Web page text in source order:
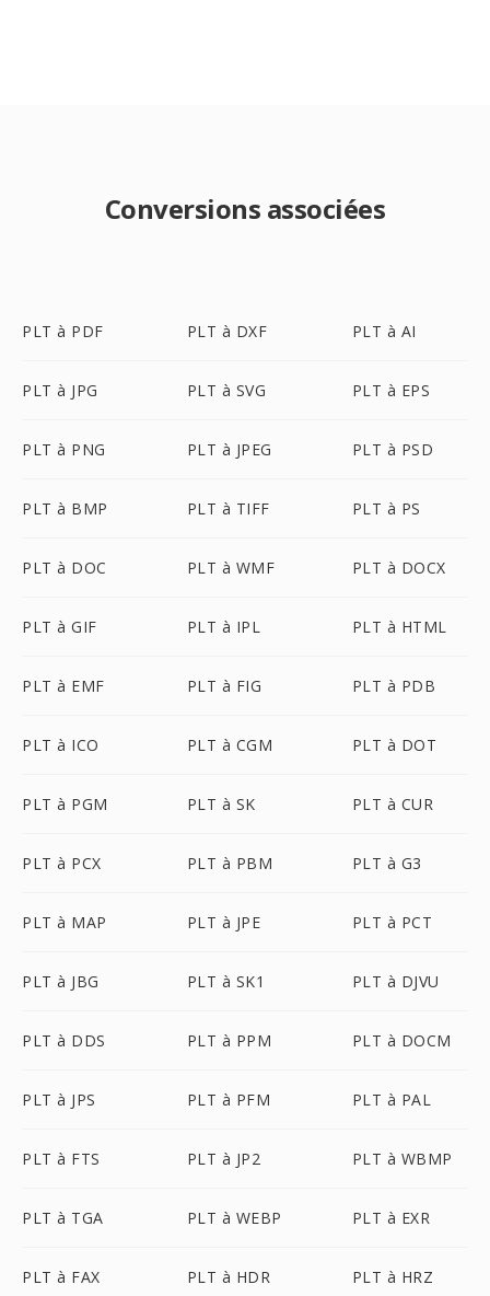
Conversions associées
PLT à PDF PLT à DXF PLT à AI
PLT à JPG PLT à SVG PLT à EPS
PLT à PNG PLT à JPEG PLT à PSD
PLT à BMP PLT à TIFF PLT à PS
PLT à DOC PLT à WMF PLT à DOCX
PLT à GIF PLT à IPL PLT à HTML
PLT à EMF PLT à FIG PLT à PDB
PLT à ICO PLT à CGM PLT à DOT
PLT à PGM PLT à SK PLT à CUR
PLT à PCX PLT à PBM PLT à G3
PLT à MAP PLT à JPE PLT à PCT
PLT à JBG PLT à SK1 PLT à DJVU
PLT à DDS PLT à PPM PLT à DOCM
PLT à JPS PLT à PFM PLT à PAL
PLT à FTS PLT à JP2 PLT à WBMP
PLT à TGA PLT à WEBP PLT à EXR
PLT à FAX PLT à HDR PLT à HRZ